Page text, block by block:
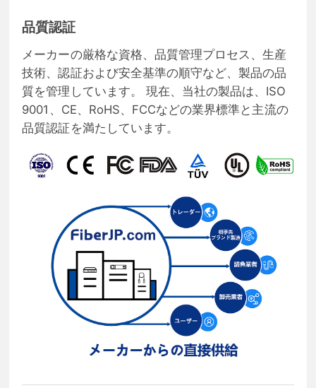
品質認証
メーカーの厳格な資格、品質管理プロセス、生産
技術、認証および安全基準の順守など、製品の品
質を管理しています。 現在、当社の製品は、ISO
9001、CE、RoHS、FCCなどの業界標準と主流の
品質認証を満たしています。